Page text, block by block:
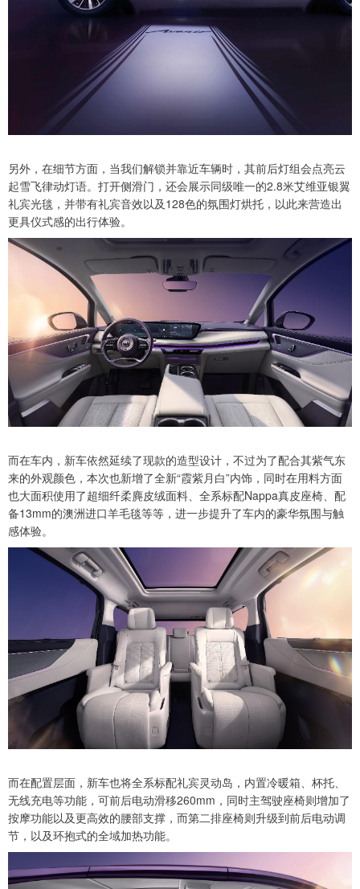
另外，在细节方面，当我们解锁并靠近车辆时，其前后灯组会点亮云
起雪飞律动灯语。打开侧滑门，还会展示同级唯一的2.8米艾维亚银翼
礼宾光毯，并带有礼宾音效以及128色的氛围灯烘托，以此来营造出
更具仪式感的出行体验。
而在车内，新车依然延续了现款的造型设计，不过为了配合其紫气东
来的外观颜色，本次也新增了全新“霞紫月白”内饰，同时在用料方面
也大面积使用了超细纤柔麂皮绒面料、全系标配Nappa真皮座椅、配
备13mm的澳洲进口羊毛毯等等，进一步提升了车内的豪华氛围与触
感体验。
而在配置层面，新车也将全系标配礼宾灵动岛，内置冷暖箱、杯托、
无线充电等功能，可前后电动滑移260mm，同时主驾驶座椅则增加了
按摩功能以及更高效的腰部支撑，而第二排座椅则升级到前后电动调
节，以及环抱式的全域加热功能。